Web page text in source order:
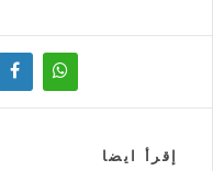
إقرأ ايضا